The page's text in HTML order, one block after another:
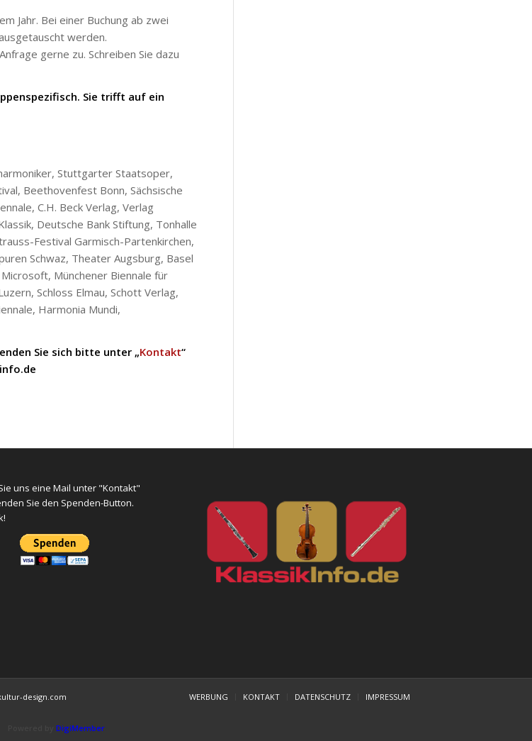
Jahr. Bei einer Buchung ab zwei
werden.
gerne zu. Schreiben Sie dazu
Sie trifft auf ein
Stuttgarter Staatsoper,
Beethovenfest Bonn, Sächsische
C.H. Beck Verlag, Verlag
Deutsche Bank Stiftung, Tonhalle
Festival Garmisch-Partenkirchen,
Schwaz, Theater Augsburg, Basel
Münchener Biennale für
Schloss Elmau, Schott Verlag,
Harmonia Mundi,
Sie sich bitte unter „Kontakt“
uns eine Mail unter "Kontakt"
Sie den Spenden-Button.
design.com WERBUNG KONTAKT DATENSCHUTZ IMPRESSUM
DigiMember